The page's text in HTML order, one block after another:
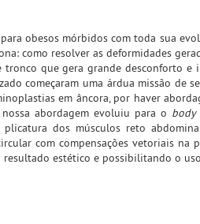
obesos mórbidos com toda sua
como resolver as deformidades
tronco que gera grande desconforto
começaram uma árdua missão de
em âncora, por haver
abordagem evoluiu para o
dos músculos reto
com compensações vetoriais
resultado estético e possibilitando o